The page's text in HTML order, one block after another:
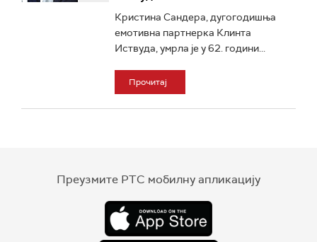
Кристина Сандера, дугогодишња
емотивна партнерка Клинта
Иствуда, умрла је у 62. години...
Прочитај
Преузмите РТС мобилну апликацију